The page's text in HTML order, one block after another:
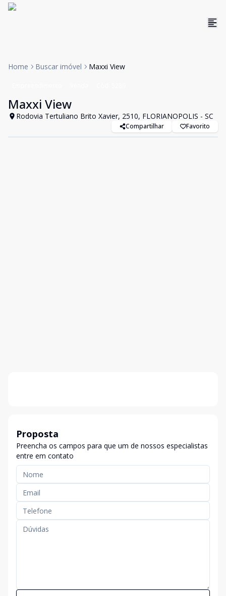
Home Buscar imóvel Maxxi View
Maxxi View
Rodovia Tertuliano Brito Xavier, 2510, FLORIANOPOLIS - SC
Compartilhar Favorito
Proposta
Preencha os campos para que um de nossos especialistas
entre em contato